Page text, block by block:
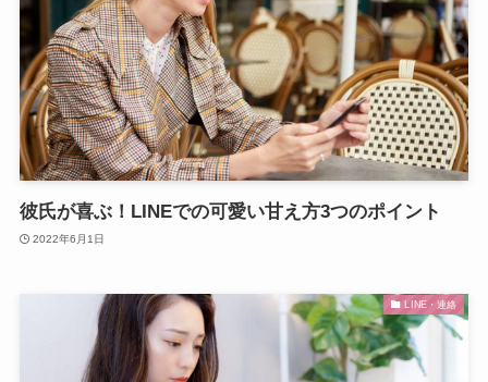
彼氏が喜ぶ！LINEでの可愛い甘え方3つのポイント
2022年6月1日
LINE・連絡